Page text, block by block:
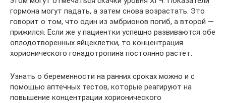
гормона могут падать, а затем снова возрастать. Это
говорит о том, что один из эмбрионов погиб, а второй —
прижился. Если же у пациентки успешно развиваются обе
оплодотворенных яйцеклетки, то концентрация
хорионического гонадотропина постоянно растет.
Узнать о беременности на ранних сроках можно и с
помощью аптечных тестов, которые реагируют на
повышение концентрации хорионического